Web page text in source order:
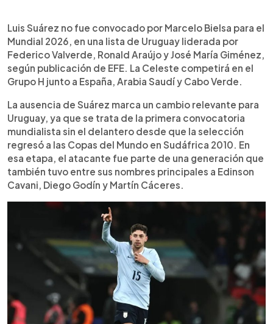
► Escuchar artículo
Luis Suárez quedó fuera de la lista de Uruguay
para el Mundial 2026, la primera convocatoria
mundialista de la Celeste sin él desde Sudáfrica
2010. Marcelo Bielsa citó a 26 jugadores, entre
ellos Federico Valverde, Ronald Araújo, José María
Giménez, Rodrigo Bentancur, Giorgian de
Arrascaeta, Manuel Ugarte y Darwin Núñez.
Fernando Muslera jugará su quinto Mundial y se
convertirá en el uruguayo con más participaciones
en este torneo. Uruguay integrará el Grupo H junto
a España, Arabia Saudí y Cabo Verde. Debutará el
15 de junio ante Arabia Saudí en Miami.
Luis Suárez no fue convocado por Marcelo Bielsa para el
Mundial 2026, en una lista de Uruguay liderada por
Federico Valverde, Ronald Araújo y José María Giménez,
según publicación de EFE. La Celeste competirá en el
Grupo H junto a España, Arabia Saudí y Cabo Verde.
La ausencia de Suárez marca un cambio relevante para
Uruguay, ya que se trata de la primera convocatoria
mundialista sin el delantero desde que la selección
regresó a las Copas del Mundo en Sudáfrica 2010. En
esa etapa, el atacante fue parte de una generación que
también tuvo entre sus nombres principales a Edinson
Cavani, Diego Godín y Martín Cáceres.